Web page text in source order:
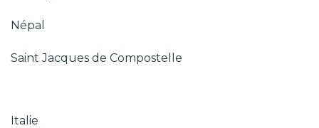
Népal
Saint Jacques de Compostelle
Italie